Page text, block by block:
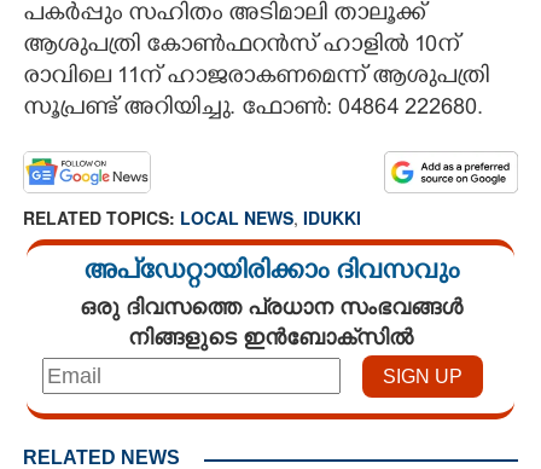
CARTOONS
LITERATURE
ZOOM
CONTACT US
പകർപ്പും സഹിതം അടിമാലി താലൂക്ക്
ആശുപത്രി കോൺഫറൻസ് ഹാളിൽ 10ന്
രാവിലെ 11ന് ഹാജരാകണമെന്ന് ആശുപത്രി
സൂപ്രണ്ട് അറിയിച്ചു. ഫോൺ: 04864 222680.
RELATED TOPICS: LOCAL NEWS, IDUKKI
അപ്ഡേറ്റായിരിക്കാം ദിവസവും
ഒരു ദിവസത്തെ പ്രധാന സംഭവങ്ങൾ
നിങ്ങളുടെ ഇൻബോക്സിൽ
RELATED NEWS